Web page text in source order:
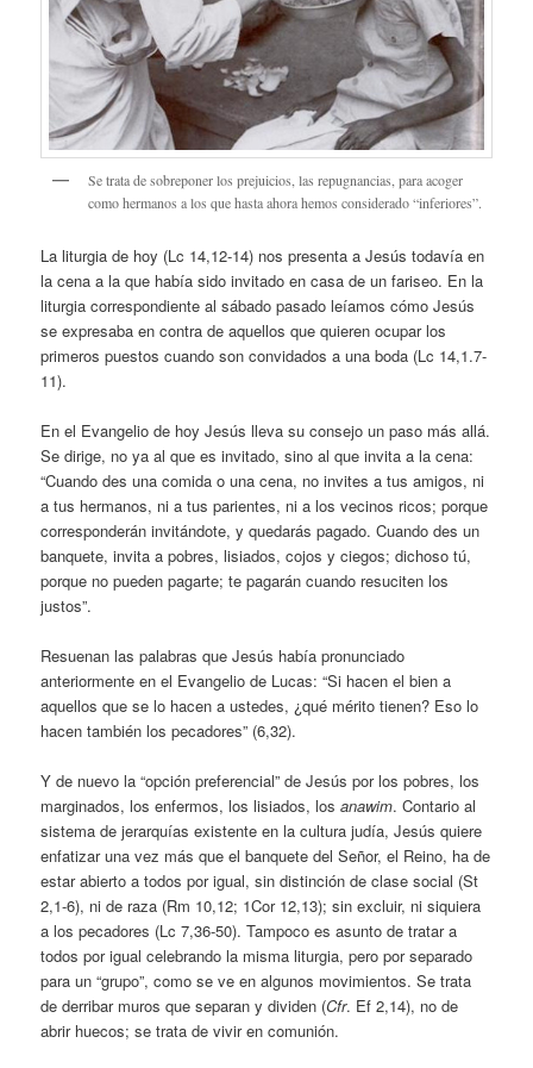
Se trata de sobreponer los prejuicios, las repugnancias, para acoger
como hermanos a los que hasta ahora hemos considerado “inferiores”.
La liturgia de hoy (Lc 14,12-14) nos presenta a Jesús todavía en
la cena a la que había sido invitado en casa de un fariseo. En la
liturgia correspondiente al sábado pasado leíamos cómo Jesús
se expresaba en contra de aquellos que quieren ocupar los
primeros puestos cuando son convidados a una boda (Lc 14,1.7-
11).
En el Evangelio de hoy Jesús lleva su consejo un paso más allá.
Se dirige, no ya al que es invitado, sino al que invita a la cena:
“Cuando des una comida o una cena, no invites a tus amigos, ni
a tus hermanos, ni a tus parientes, ni a los vecinos ricos; porque
corresponderán invitándote, y quedarás pagado. Cuando des un
banquete, invita a pobres, lisiados, cojos y ciegos; dichoso tú,
porque no pueden pagarte; te pagarán cuando resuciten los
justos”.
Resuenan las palabras que Jesús había pronunciado
anteriormente en el Evangelio de Lucas: “Si hacen el bien a
aquellos que se lo hacen a ustedes, ¿qué mérito tienen? Eso lo
hacen también los pecadores” (6,32).
Y de nuevo la “opción preferencial” de Jesús por los pobres, los
marginados, los enfermos, los lisiados, losanawim. Contario al
sistema de jerarquías existente en la cultura judía, Jesús quiere
enfatizar una vez más que el banquete del Señor, el Reino, ha de
estar abierto a todos por igual, sin distinción de clase social (St
2,1-6), ni de raza (Rm 10,12; 1Cor 12,13); sin excluir, ni siquiera
a los pecadores (Lc 7,36-50). Tampoco es asunto de tratar a
todos por igual celebrando la misma liturgia, pero por separado
para un “grupo”, como se ve en algunos movimientos. Se trata
de derribar muros que separan y dividen (Cfr. Ef 2,14), no de
abrir huecos; se trata de vivir en comunión.